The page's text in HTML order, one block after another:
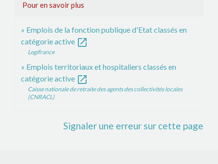
Pour en savoir plus
Emplois de la fonction publique d'Etat classés en
catégorie active open_in_new
Legifrance
Emplois territoriaux et hospitaliers classés en
catégorie active open_in_new
Caisse nationale de retraite des agents des collectivités locales
(CNRACL)
Signaler une erreur sur cette page